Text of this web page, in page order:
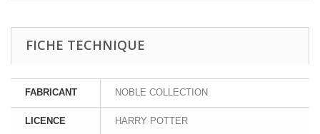
FICHE TECHNIQUE
FABRICANT NOBLE COLLECTION
LICENCE HARRY POTTER